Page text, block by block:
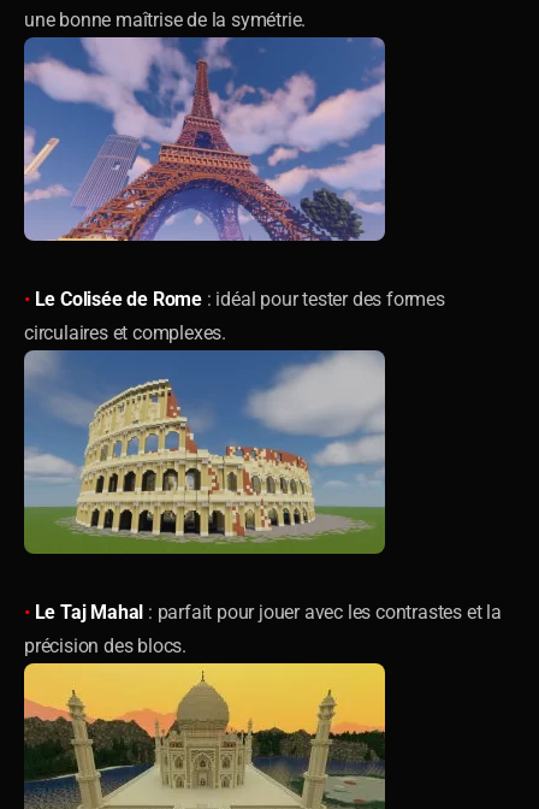
une bonne maîtrise de la symétrie.
• Le Colisée de Rome : idéal pour tester des formes
circulaires et complexes.
• Le Taj Mahal : parfait pour jouer avec les contrastes et la
précision des blocs.